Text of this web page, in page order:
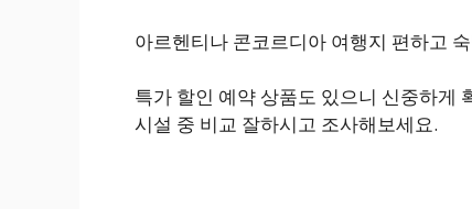
아르헨티나 콘코르디아 여행지 편하고
특가 할인 예약 상품도 있으니 신중하게
시설 중 비교 잘하시고 조사해보세요.